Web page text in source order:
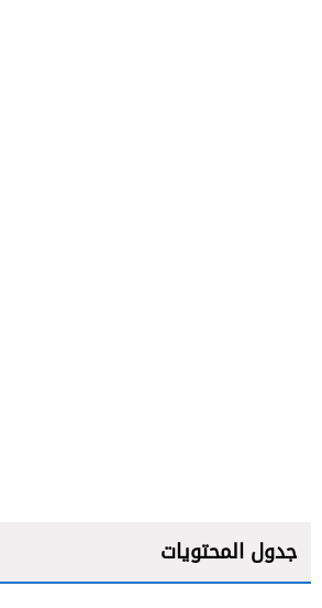
جدول المحتويات